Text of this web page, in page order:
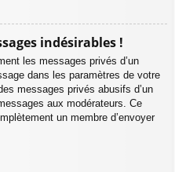
indésirables !
les messages privés d’un
dans les paramètres de votre
messages privés abusifs d’un
aux modérateurs. Ce
un membre d’envoyer